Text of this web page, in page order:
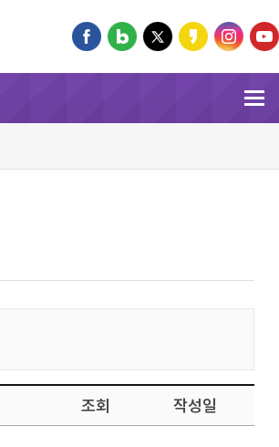
조회 작성일